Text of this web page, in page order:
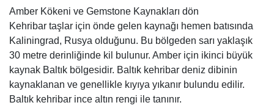
Amber Kökeni ve Gemstone Kaynakları dön
Kehribar taşlar için önde gelen kaynağı hemen batısında
Kaliningrad, Rusya olduğunu. Bu bölgeden sarı yaklaşık
30 metre derinliğinde kil bulunur. Amber için ikinci büyük
kaynak Baltık bölgesidir. Baltık kehribar deniz dibinin
kaynaklanan ve genellikle kıyıya yıkanır bulundu edilir.
Baltık kehribar ince altın rengi ile tanınır.